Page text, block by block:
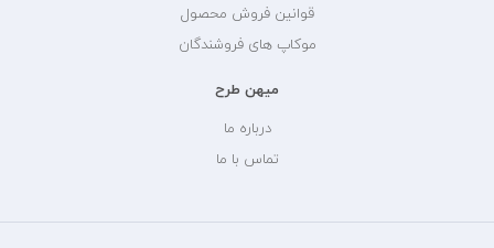
قوانین فروش محصول
موکاپ های فروشندگان
میهن طرح
درباره ما
تماس با ما